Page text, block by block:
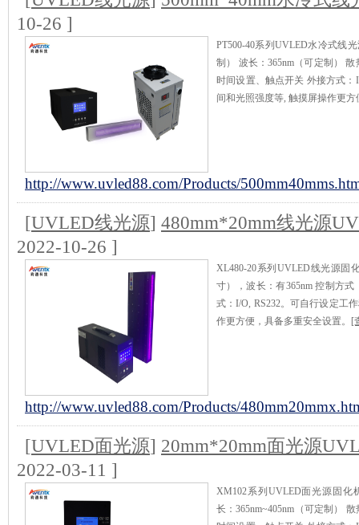
10-26 ]
PT500-40系列UVLED水冷式线
制） 波长：365nm（可定制）
时间设置、触点开关 外接方式
间和光照强度等, 触摸屏操作更
http://www.uvled88.com/Products/
[UVLED线光源] 480mm*20mm线光源
2022-10-26 ]
XL480-20系列UVLED线光源固
寸），波长：有365nm 控制方
式：I/O, RS232。可自行设定工
作更方便，具备多重安全设置。
[
http://www.uvled88.com/Products/
[UVLED面光源] 20mm*20mm面光源
2022-03-11 ]
XM102系列UVLED面光源固化
长：365nm~405nm（可定制）